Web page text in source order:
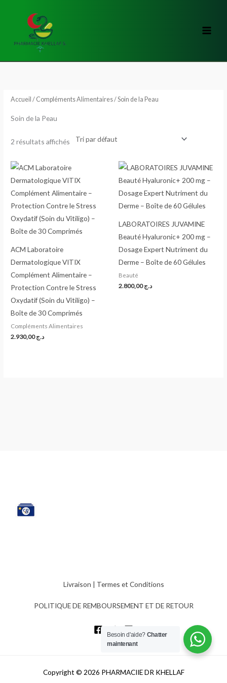
Accueil / Compléments Alimentaires/ Soin de la Peau
Soin de la Peau
2 résultats affichés
ACM Laboratoire
Dermatologique VITIX
Complément Alimentaire –
Protection Contre le Stress
Oxydatif (Soin du Vitiligo) –
Boîte de 30 Comprimés
Compléments Alimentaires
د.ج2.930,00
LABORATOIRES JUVAMINE
Beauté Hyaluronic+ 200 mg –
Dosage Expert Nutriment du
Derme – Boîte de 60 Gélules
Beauté
د.ج2.800,00
Livraison | Termes et Conditions
POLITIQUE DE REMBOURSEMENT ET DE RETOUR
Copyright © 2026 PHARMACIIE DR KHELLAF
Besoin d'aide? Chatter
maintenant